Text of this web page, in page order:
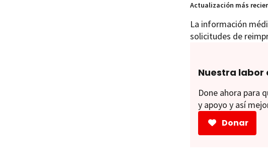
Actualización más
La información
solicitudes de
Nuestra labor
Done ahora para
y apoyo y así
Donar